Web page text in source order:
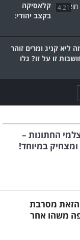
4:21
קלאסיקה
בקצב יהודי:
ליא קניג ומרים זוהר
זו על זו? גלו
החתונות –
ומצחיק במיוחד!
הזאת מסרבת
משהו אחר